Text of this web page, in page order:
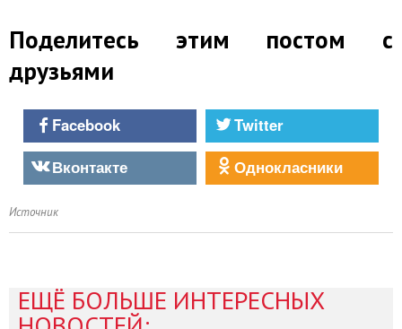
Поделитесь этим постом с
друзьями
Facebook
Twitter
Вконтакте
Однокласники
Источник
ЕЩЁ БОЛЬШЕ ИНТЕРЕСНЫХ